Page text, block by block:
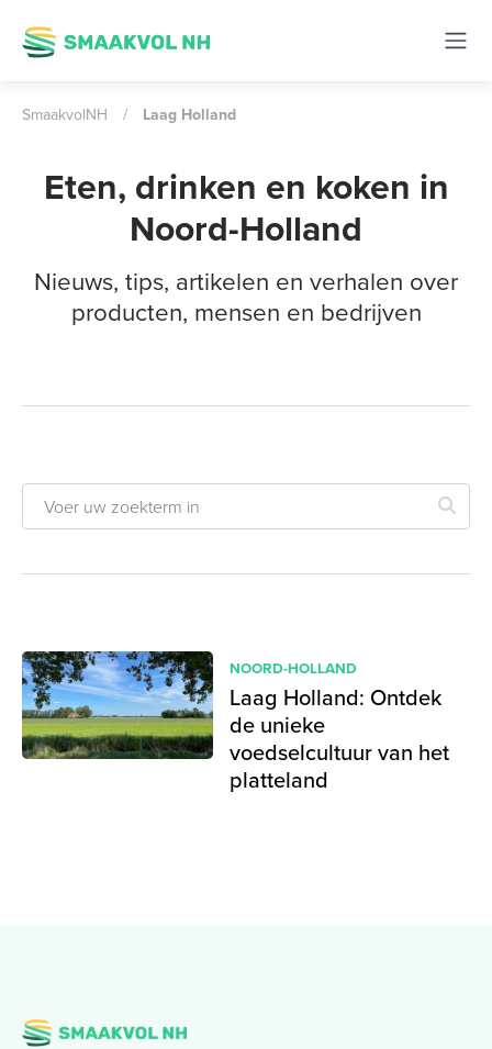
SmaakvolNH / Laag Holland
Eten, drinken en koken in
Noord-Holland
Nieuws, tips, artikelen en verhalen over
producten, mensen en bedrijven
NOORD-HOLLAND
Laag Holland: Ontdek
de unieke
voedselcultuur van het
platteland